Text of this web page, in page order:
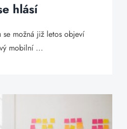
hlásí
se možná již letos objeví
mobilní ...